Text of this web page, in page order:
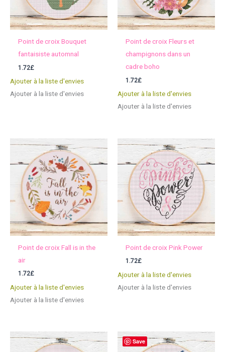
Point de croix Bouquet
fantaisiste automnal
1.72£
Ajouter à la liste d'envies
Ajouter à la liste d'envies
Point de croix Fleurs et
champignons dans un
cadre boho
1.72£
Ajouter à la liste d'envies
Ajouter à la liste d'envies
Point de croix Fall is in the
air
1.72£
Ajouter à la liste d'envies
Ajouter à la liste d'envies
Point de croix Pink Power
1.72£
Ajouter à la liste d'envies
Ajouter à la liste d'envies
Save